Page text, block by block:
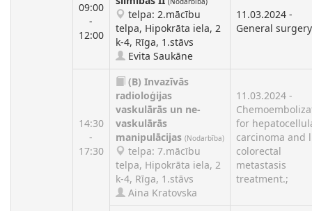
09:00
-
12:00
telpa: 2.mācību
telpa, Hipokrāta iela, 2
k-4, Rīga, 1.stāvs
Evita Saukāne
11.03.2024 -
General
14:30
-
17:30
(B) Invazīvās
radioloģijas
vaskulārās un ne-
vaskulārās
manipulācijas (Nodarbība)
telpa: 7.mācību
telpa, Hipokrāta iela, 2
k-4, Rīga, 1.stāvs
Aina Kratovska
11.03.2024 -
for
carcinoma and
colorectal
metastasis
treatment.;